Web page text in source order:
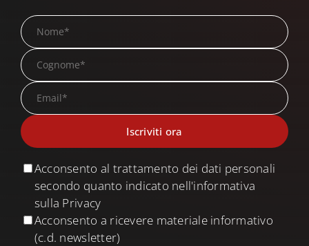
Acconsento al trattamento dei dati personali
secondo quanto indicato nell'informativa
sulla Privacy
Acconsento a ricevere materiale informativo
(c.d. newsletter)